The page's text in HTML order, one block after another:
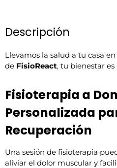
Descripción
Llevamos la salud a tu casa en
de FisioReact, tu bienestar
Fisioterapia a
Personalizada
Recuperación
Una sesión de fisioterapia
aliviar el dolor muscular y